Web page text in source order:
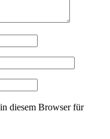
diesem Browser für